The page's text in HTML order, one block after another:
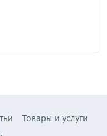
Товары и услуги